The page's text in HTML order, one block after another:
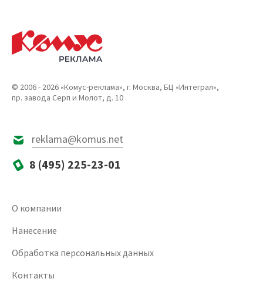
© 2006 - 2026 «Комус-реклама», г. Москва, БЦ «Интеграл»,
пр. завода Серп и Молот, д. 10
reklama@komus.net
8 (495) 225-23-01
О компании
Нанесение
Обработка персональных данных
Контакты